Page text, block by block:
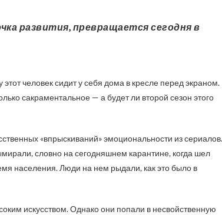
человек сидит у себя дома в кресле перед экраном.
сакраментальное — а будет ли второй сезон этого
«впрыскиваний» эмоциональности из сериалов.
словно на сегодняшнем карантине, когда шел
населения. Люди на нем рыдали, как это было в
искусством. Однако они попали в несвойственную